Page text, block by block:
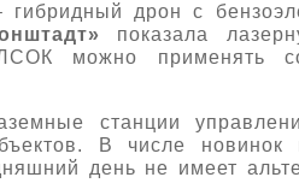
дрон с
показала
можно применять
станции
В числе новинок
день не имеет